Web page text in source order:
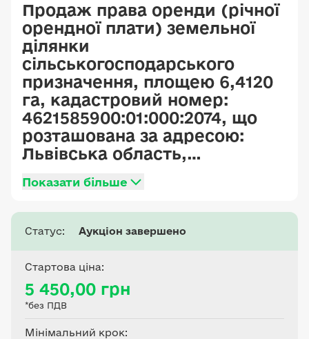
Продаж права оренди (річної
орендної плати) земельної
ділянки
сільськогосподарського
призначення, площею 6,4120
га, кадастровий номер:
4621585900:01:000:2074, що
розташована за адресою:
Львівська область,
території Жидачівської
с.Іванівці, категорія земель –
землі сільськогосподарського
призначення, цільове
призначення – для ведення
фермерського господарства
(КВЦПЗ- 01.02).
Показати більше
Статус: Аукціон завершено
Стартова ціна:
5 450,00 грн
*без ПДВ
Мінімальний крок: